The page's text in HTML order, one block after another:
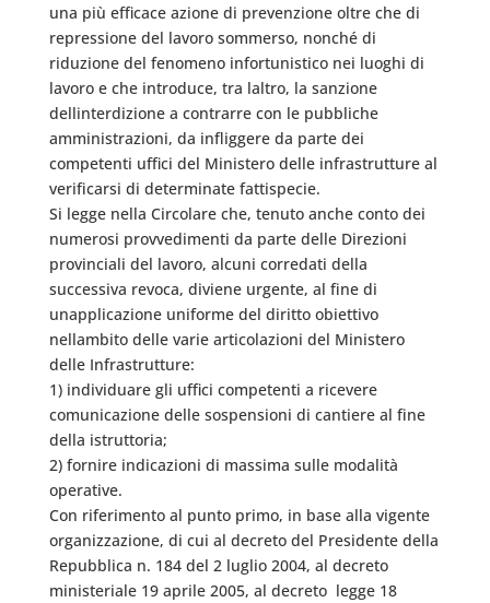
una più efficace azione di prevenzione oltre che di
repressione del lavoro sommerso, nonché di
riduzione del fenomeno infortunistico nei luoghi di
lavoro e che introduce, tra laltro, la sanzione
dellinterdizione a contrarre con le pubbliche
amministrazioni, da infliggere da parte dei
competenti uffici del Ministero delle infrastrutture al
verificarsi di determinate fattispecie.
Si legge nella Circolare che, tenuto anche conto dei
numerosi provvedimenti da parte delle Direzioni
provinciali del lavoro, alcuni corredati della
successiva revoca, diviene urgente, al fine di
unapplicazione uniforme del diritto obiettivo
nellambito delle varie articolazioni del Ministero
delle Infrastrutture:
1) individuare gli uffici competenti a ricevere
comunicazione delle sospensioni di cantiere al fine
della istruttoria;
2) fornire indicazioni di massima sulle modalità
operative.
Con riferimento al punto primo, in base alla vigente
organizzazione, di cui al decreto del Presidente della
Repubblica n. 184 del 2 luglio 2004, al decreto
ministeriale 19 aprile 2005, al decreto  legge 18